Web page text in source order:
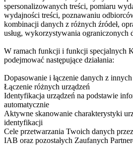
spersonalizowanych treści, pomiaru
wydajności treści, poznawaniu
kombinacji danych z różnych źródeł,
usług, wykorzystywania ograniczonych
W ramach funkcji i funkcji specjalnych
podejmować następujące działania:
Dopasowanie i łączenie danych z innych
Łączenie różnych urządzeń
Identyfikacja urządzeń na podstawie
automatycznie
Aktywne skanowanie charakterystyki
identyfikacji
Cele przetwarzania Twoich danych
IAB oraz pozostałych Zaufanych